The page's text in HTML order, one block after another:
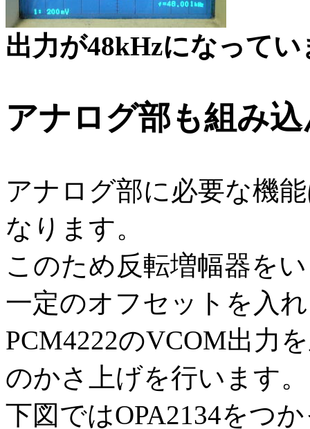
出力が48kHzになってい
アナログ部も組み
アナログ部に必要な機
なります。
このため反転増幅器を
一定のオフセットを入
PCM4222のVCOM出力
のかさ上げを行います。
下図ではOPA2134をつ